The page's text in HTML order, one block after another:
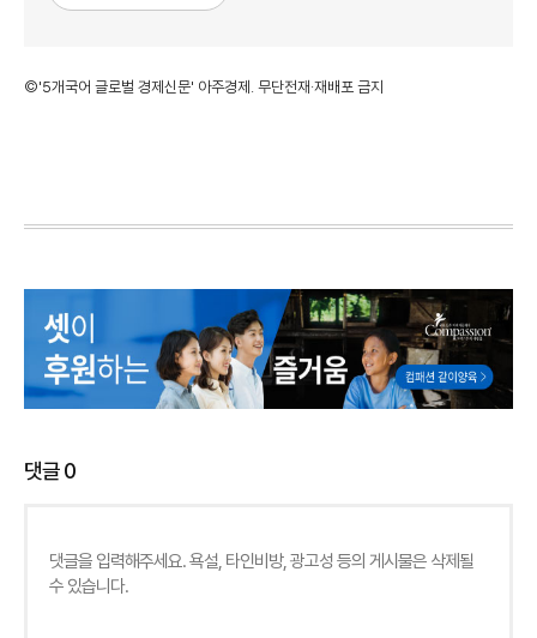
©'5개국어 글로벌 경제신문' 아주경제. 무단전재·재배포 금지
댓글0